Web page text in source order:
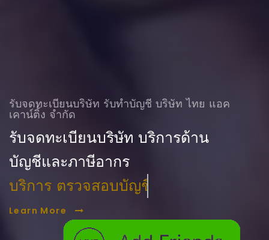
รับจดทะเบียนบริษัท รับทําบัญชี บริษัท ไทย แอค
เคาน์ติ้ง จำกัด
รับจดทะเบียนบริษัท บริการด้าน
บัญชีและภาษีอากร
บริการ ตรวจสอบบัญชี
Learn More